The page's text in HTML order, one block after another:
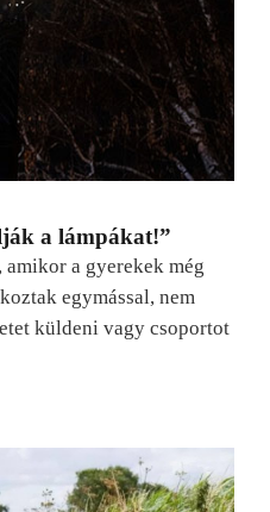
a lámpákat!”
a gyerekek még
egymással, nem
küldeni vagy csoportot